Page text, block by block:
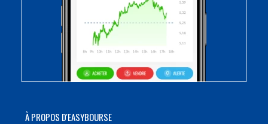
À PROPOS D'EASYBOURSE